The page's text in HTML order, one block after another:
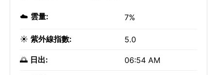
☁️ 雲量: 7%
☀️ 紫外線指數: 5.0
🌅 日出: 06:54 AM